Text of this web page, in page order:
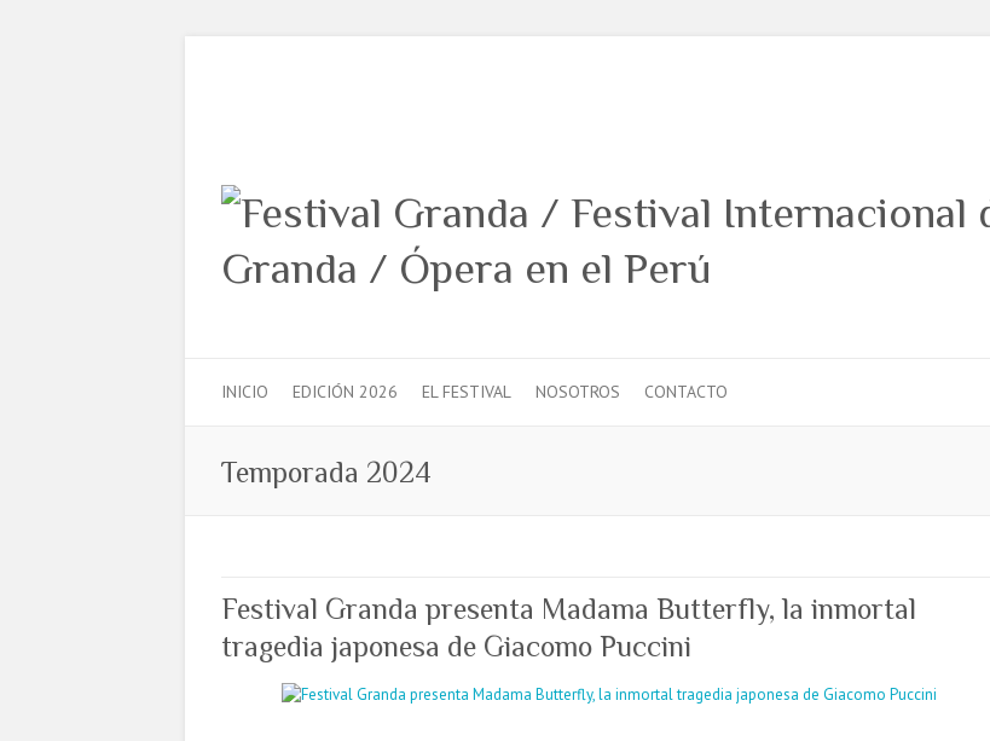
INICIO EDICIÓN 2026 EL FESTIVAL NOSOTROS CONTACTO
Temporada 2024
Festival Granda presenta Madama Butterfly, la inmortal
tragedia japonesa de Giacomo Puccini